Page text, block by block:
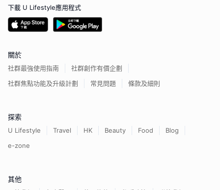
下載 U Lifestyle應用程式
關於
社群最強使用指南
社群創作有價企劃
社群焦點功能及升級計劃
常見問題 條款及細則
探索
U Lifestyle Travel HK Beauty Food
Blog
e-zone
其他